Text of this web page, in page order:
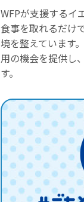
WFPが支援するイ
食事を取れるだけ
境を整えています
用の機会を提供し
す。